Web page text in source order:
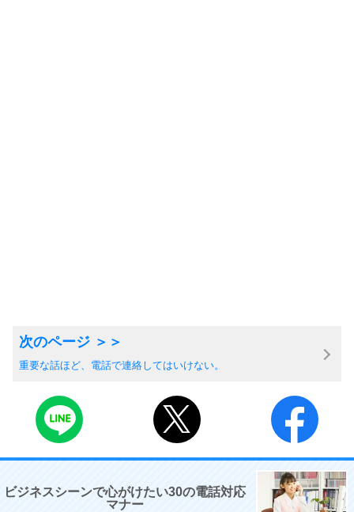
重要な話ほど、電話で連絡してはいけない。
ビジネスシーンで心がけたい30の電話対応
マナー